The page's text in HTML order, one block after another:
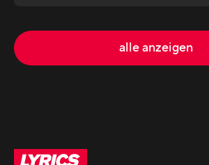
alle anzeigen